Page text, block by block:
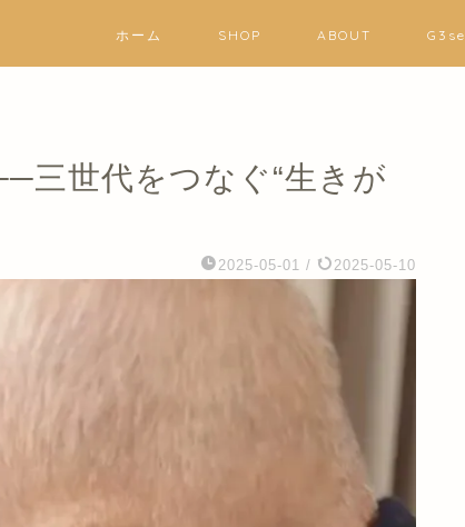
ホーム SHOP ABOUT
三世代をつなぐ“生きが
2025-05-01 / 2025-05-10